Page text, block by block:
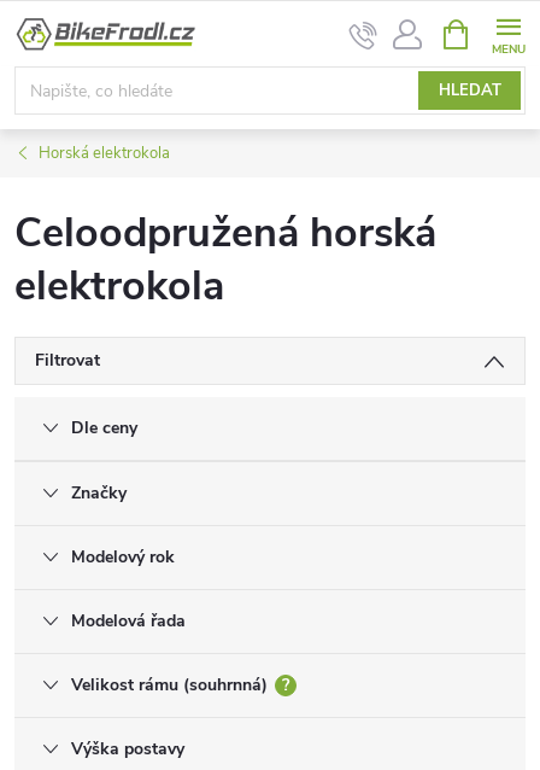
Přejít
obsah
HLEDAT
NÁKUPNÍ
KOŠÍK
Horská elektrokola
Celoodpružená horská
elektrokola
Filtrovat
Dle ceny
Značky
Modelový rok
Modelová řada
Velikost rámu (souhrnná) ?
Výška postavy